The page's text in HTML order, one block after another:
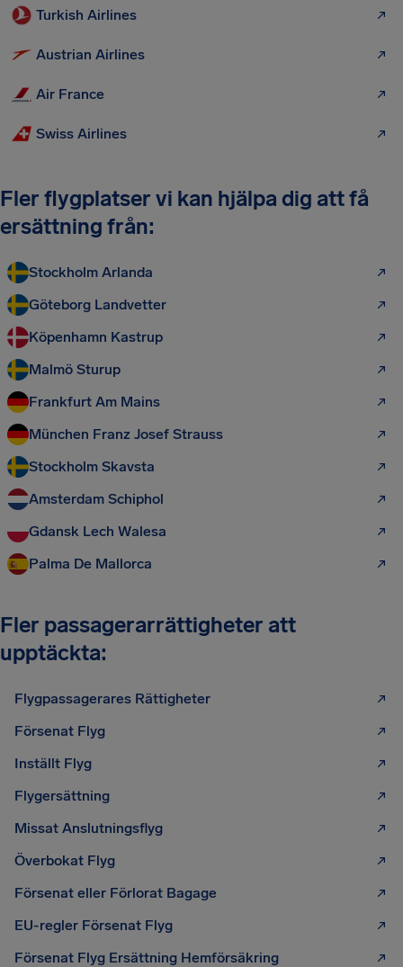
Turkish Airlines
Austrian Airlines
Air France
Swiss Airlines
Fler flygplatser vi kan hjälpa dig att få
ersättning från:
Stockholm Arlanda
Göteborg Landvetter
Köpenhamn Kastrup
Malmö Sturup
Frankfurt Am Mains
München Franz Josef Strauss
Stockholm Skavsta
Amsterdam Schiphol
Gdansk Lech Walesa
Palma De Mallorca
Fler passagerarrättigheter att
upptäckta:
Flygpassagerares Rättigheter
Försenat Flyg
Inställt Flyg
Flygersättning
Missat Anslutningsflyg
Överbokat Flyg
Försenat eller Förlorat Bagage
EU-regler Försenat Flyg
Försenat Flyg Ersättning Hemförsäkring